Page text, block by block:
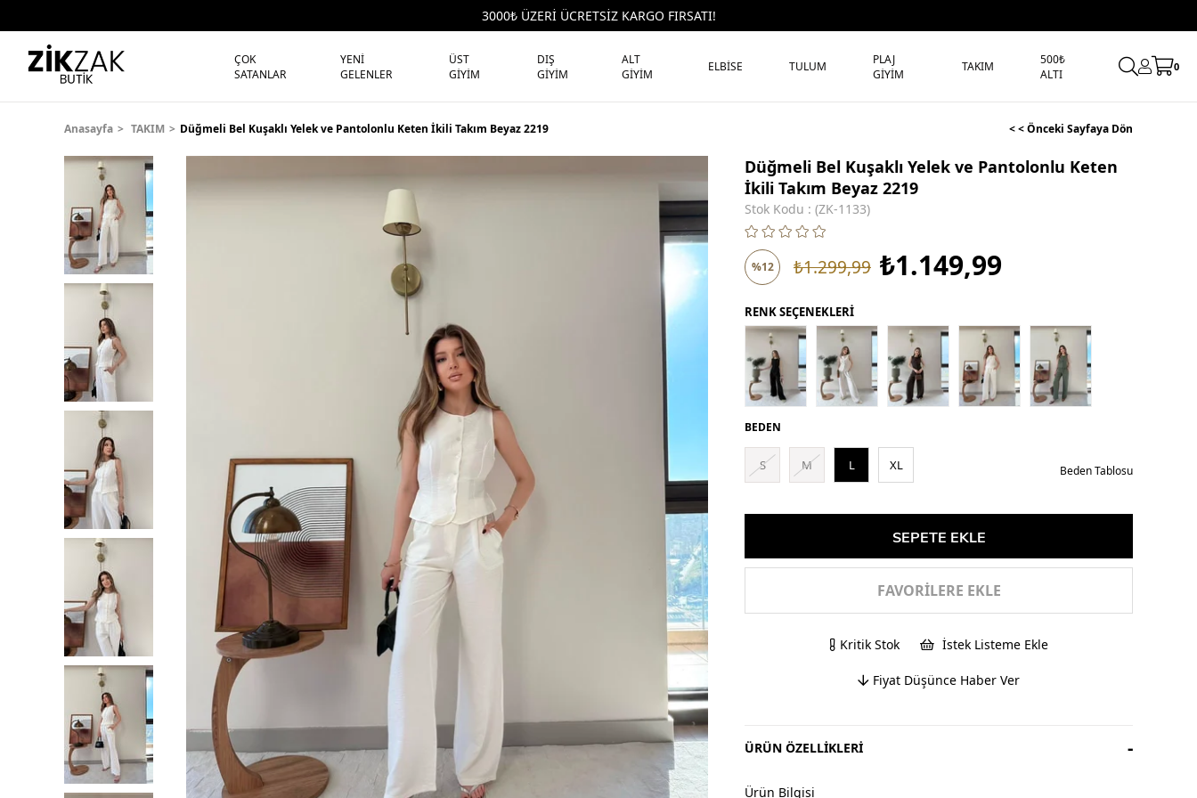
3000₺ ÜZERİ ÜCRETSİZ KARGO FIRSATI!
ÇOK
SATANLAR
YENİ
GELENLER
ÜST
GİYİM
DIŞ
GİYİM
ALT
GİYİM
ELBİSE TULUM
PLAJ
GİYİM
TAKIM
500₺
ALTI
0
Anasayfa TAKIM Düğmeli Bel Kuşaklı Yelek ve Pantolonlu Keten İkili Takım Beyaz 2219 < < Önceki Sayfaya Dön
Düğmeli Bel Kuşaklı Yelek ve Pantolonlu Keten
İkili Takım Beyaz 2219
Stok Kodu (ZK-1133)
%12 ₺1.299,99 ₺1.149,99
RENK SEÇENEKLERİ
BEDEN
S M L XL Beden Tablosu
FAVORILERE EKLE
Kritik Stok İstek Listeme Ekle
Fiyat Düşünce Haber Ver
ÜRÜN ÖZELLIKLERI
Ürün Bilgisi